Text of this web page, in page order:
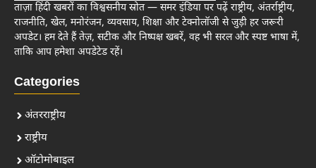
ताज़ा हिंदी खबरों का विश्वसनीय स्रोत — समर इंडिया पर पढ़ें राष्ट्रीय, अंतर्राष्ट्रीय,
राजनीति, खेल, मनोरंजन, व्यवसाय, शिक्षा और टेक्नोलॉजी से जुड़ी हर जरूरी
अपडेट। हम देते हैं तेज़, सटीक और निष्पक्ष खबरें, वह भी सरल और स्पष्ट भाषा में,
ताकि आप हमेशा अपडेटेड रहें।
Categories
अंतरराष्ट्रीय
राष्ट्रीय
ऑटोमोबाइल